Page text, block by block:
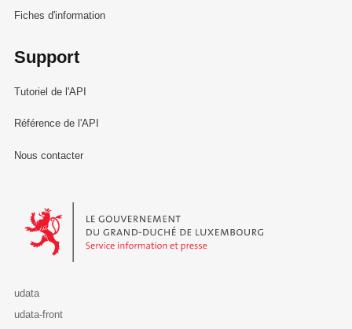
Fiches d'information
Support
Tutoriel de l'API
Référence de l'API
Nous contacter
Le Gouvernement du Grand-Duché de Luxembourg - Service
udata
udata-front